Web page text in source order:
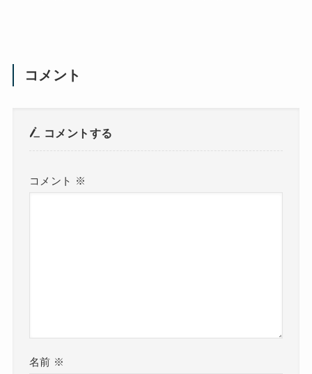
コメント
コメントする
コメント ※
名前 ※